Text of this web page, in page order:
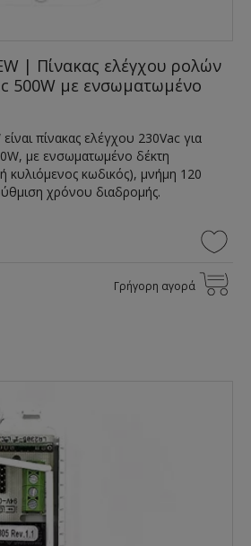
| Πίνακας ελέγχου ρολών
500W με ενσωματωμένο
πίνακας ελέγχου 230Vac για
με ενσωματωμένο δέκτη
κυλιόμενος κωδικός), μνήμη 120
χρόνου διαδρομής.
Γρήγορη αγορά